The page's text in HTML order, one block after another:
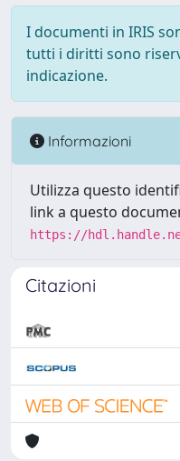
I documenti in IRIS
tutti i diritti sono
indicazione.
Informazioni
Utilizza questo
link a questo
https://
Citazioni